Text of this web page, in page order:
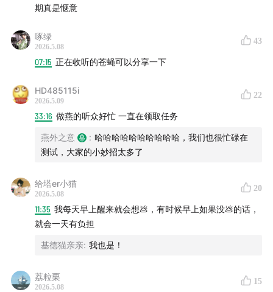
验！
“我来了！！！！鼻塞的时候，如果你左边鼻塞就在右腋下
夹一个饮料瓶子，反之亦然，几秒之内立刻缓解！试过的
没有不惊呼“怎会如此！！！”的！”
但是牛胸口油务必煮15分钟以上！越煮越香浓！！”
“如果上班太急，忘记带发夹，可以去跟办公室或者路上的
某个蝴蝶兰借一下，明天再还”
“把单位厕所蹲坑拉堵了，可以轻踩脚踏式冲水点冲。大水
猛冲很容易溢出来，要用跳竹竿舞的姿势逃跑。。”
币—足迹入口购买，有的会有抵扣。（有的店铺直接下单
期真是惬意
啄绿
2026.5.08
43
07:15 正在收听的苍蝇可以分享一下
HD485115i
2026.5.09
22
33:16 做燕的听众好忙 一直在领取任务
燕外之意 : 哈哈哈哈哈哈哈哈哈哈，我们也很忙碌在
测试，大家的小妙招太多了
给塔er小猫
2026.5.08
20
11:35 我每天早上醒来就会想💩，有时候早上如果没💩的话，
就会一天有负担
基德猫亲亲: 我也是！
荔粒栗
2026.5.08
15